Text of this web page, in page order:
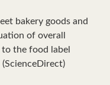
bakery goods and
of overall
the food label